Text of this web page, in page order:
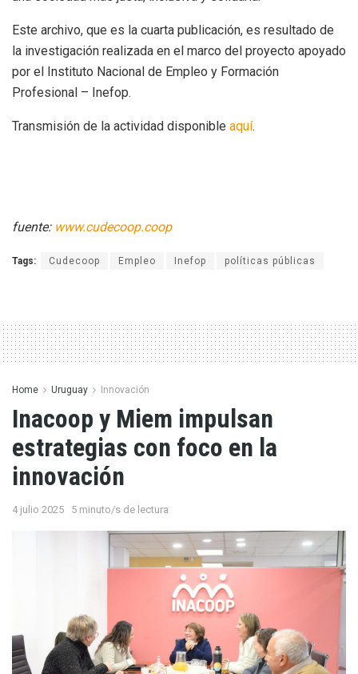
Este archivo, que es la cuarta publicación, es resultado de
la investigación realizada en el marco del proyecto apoyado
por el Instituto Nacional de Empleo y Formación
Profesional – Inefop.
Transmisión de la actividad disponible aquí.
fuente: www.cudecoop.coop
Tags: Cudecoop Empleo Inefop políticas públicas
Home Uruguay Innovación
Inacoop y Miem impulsan
estrategias con foco en la
innovación
4 julio 2025 5 minuto/s de lectura